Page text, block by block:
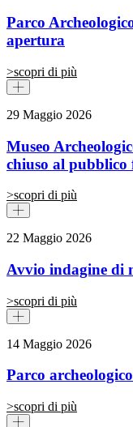
Parco
apertura
>scopri di più
29 Maggio 2026
Museo
chiuso al pubblico
>scopri di più
22 Maggio 2026
Avvio indagine di
>scopri di più
14 Maggio 2026
Parco
>scopri di più